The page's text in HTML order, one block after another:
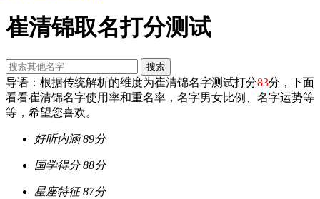
崔清锦取名打分测试
搜索
导语：根据传统解析的维度为崔清锦名字测试打分83分，下面
看看崔清锦名字使用率和重名率，名字男女比例、名字运势等
等，希望您喜欢。
好听内涵 89分
国学得分 88分
星座特征 87分